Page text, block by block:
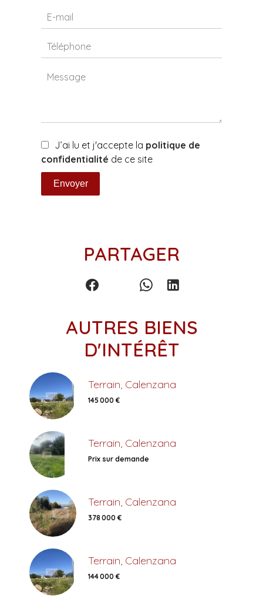
J’ai lu et j'accepte la politique de
confidentialité de ce site
Envoyer
PARTAGER
AUTRES BIENS
D'INTÉRÊT
Terrain, Calenzana
145 000 €
Terrain, Calenzana
Prix sur demande
Terrain, Calenzana
378 000 €
Terrain, Calenzana
144 000 €